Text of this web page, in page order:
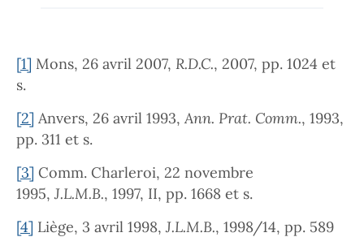
[1] Mons, 26 avril 2007, R.D.C., 2007, pp. 1024 et
s.
[2] Anvers, 26 avril 1993,Ann. Prat. Comm., 1993,
pp. 311 et s.
[3] Comm. Charleroi, 22 novembre
1995, J.L.M.B., 1997, II, pp. 1668 et s.
[4] Liège, 3 avril 1998, J.L.M.B., 1998/14, pp. 589